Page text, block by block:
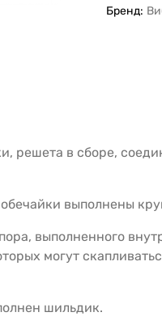
Бренд:
решета в сборе,
выполнены
выполненного
могут
шильдик.